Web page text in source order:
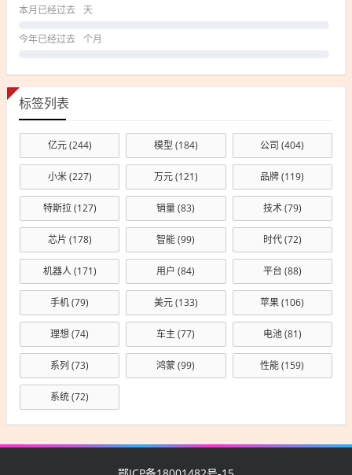
本月已经过去 天
今年已经过去 个月
标签列表
亿元(244) 模型 (184) 公司 (404)
小米(227) 万元(121) 品牌(119)
特斯拉(127) 销量(83) 技术(79)
芯片 (178) 智能(99) 时代(72)
机器人(171) 用户 (84) 平台 (88)
手机(79) 美元(133) 苹果(106)
理想(74) 车主 (77) 电池(81)
系列 (73) 鸿蒙(99) 性能(159)
系统(72)